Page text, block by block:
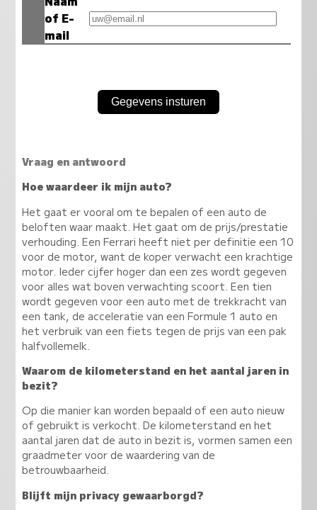
of E-
mail
Vraag en antwoord
Hoe waardeer ik mijn auto?
Het gaat er vooral om te bepalen of een auto de
beloften waar maakt. Het gaat om de prijs/prestatie
verhouding. Een Ferrari heeft niet per definitie een 10
voor de motor, want de koper verwacht een krachtige
motor. Ieder cijfer hoger dan een zes wordt gegeven
voor alles wat boven verwachting scoort. Een tien
wordt gegeven voor een auto met de trekkracht van
een tank, de acceleratie van een Formule 1 auto en
het verbruik van een fiets tegen de prijs van een pak
halfvollemelk.
Waarom de kilometerstand en het aantal jaren in
bezit?
Op die manier kan worden bepaald of een auto nieuw
of gebruikt is verkocht. De kilometerstand en het
aantal jaren dat de auto in bezit is, vormen samen een
graadmeter voor de waardering van de
betrouwbaarheid.
Blijft mijn privacy gewaarborgd?